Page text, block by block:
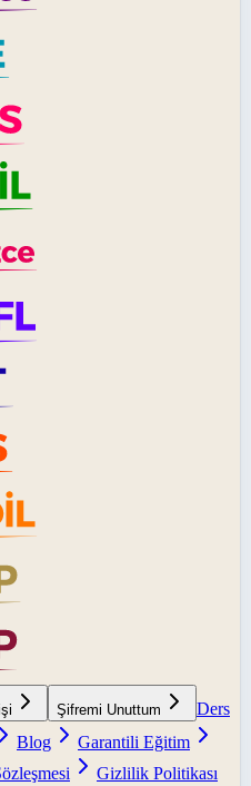
Şifremi Unuttum
Ders
Blog
Garantili Eğitim
Gizlilik Politikası